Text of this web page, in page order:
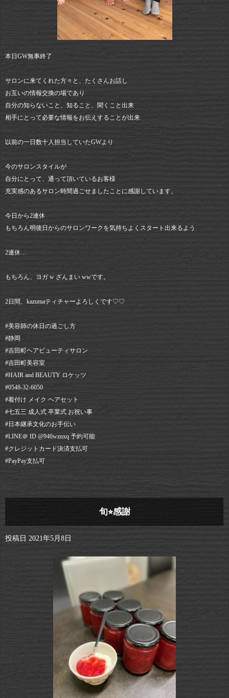
本日GW無事終了
サロンに来てくれた方々と、たくさんお話し
お互いの情報交換の場であり
自分の知らないこと、知ること、聞くこと出来
相手にとって必要な情報をお伝えすることが出来
以前の一日数十人担当していたGWより
今のサロンスタイルが
自分にとって、通って頂いているお客様
充実感のあるサロン時間過ごせましたことに感謝しています。
今日から2連休
もちろん明後日からのサロンワークを気持ちよくスタート出来るよう
2連休…
もちろん、ヨガ w ざんまい wwです。
2日間、kazumaティチャーよろしくです♡♡
#美容師の休日の過ごし方
#静岡⠀
#吉田町ヘアビューティサロン⠀
#吉田町美容室⠀
#HAIR and BEAUTY ロケッツ⠀
#0548-32-6050⠀
#着付け メイク ヘアセット⠀
#七五三 成人式 卒業式 お祝い事⠀
#日本継承文化のお手伝い⠀
#LINE＠ ID @946wznxq 予約可能⠀
#クレジットカード決済支払可⠀
#PayPay支払可
旬⭐︎感謝
投稿日 2021年5月8日